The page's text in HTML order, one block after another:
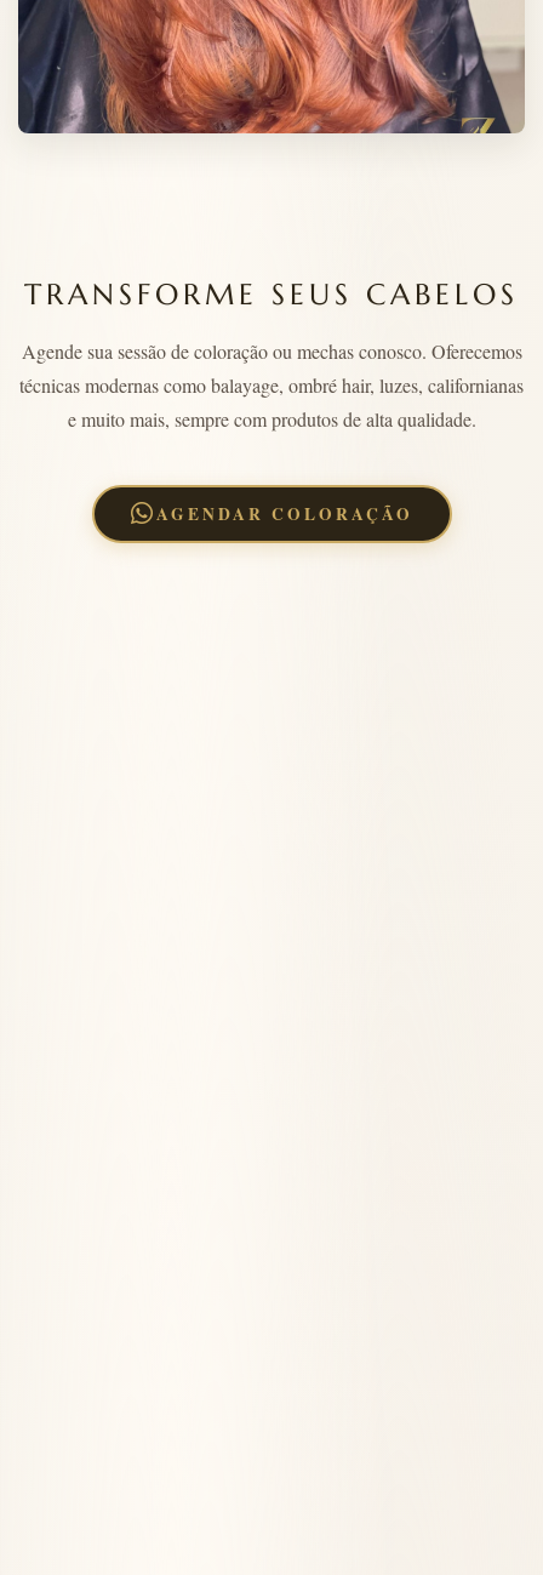
TRANSFORME SEUS CABELOS
Agende sua sessão de coloração ou mechas conosco. Oferecemos
técnicas modernas como balayage, ombré hair, luzes, californianas
e muito mais, sempre com produtos de alta qualidade.
AGENDAR COLORAÇÃO